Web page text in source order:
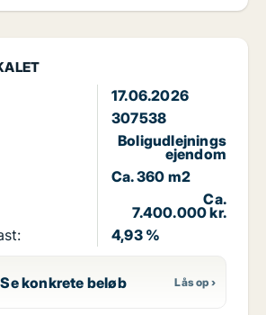
17.06.2026
307538
Boligudlejnings
ejendom
Ca. 360 m2
Ca.
7.400.000 kr.
4,93 %
Se konkrete beløb